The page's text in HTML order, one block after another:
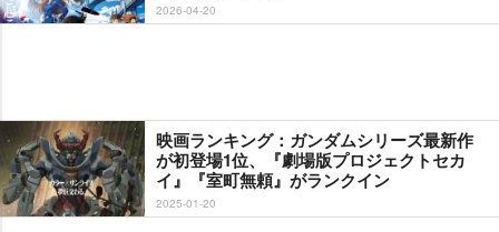
2026-04-20
映画ランキング：ガンダムシリーズ最新作
が初登場1位、『劇場版プロジェクトセカ
イ』『室町無頼』がランクイン
2025-01-20